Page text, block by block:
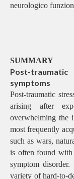
neurologico
SUMMARY
Post-
symptoms
Post-traumatic
arising after
overwhelming the
most frequently
such as wars,
is often found with
symptom
variety of hard-to-